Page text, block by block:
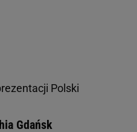
Polski
Gdańsk